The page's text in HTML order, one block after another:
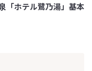
「ホテル鷺乃湯」基本